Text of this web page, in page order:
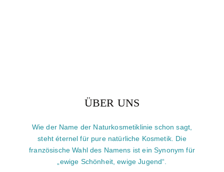
ÜBER UNS
Wie der Name der Naturkosmetiklinie schon sagt,
steht éternel für pure natürliche Kosmetik. Die
französische Wahl des Namens ist ein Synonym für
„ewige Schönheit, ewige Jugend“.